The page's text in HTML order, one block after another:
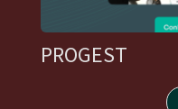
PROGEST